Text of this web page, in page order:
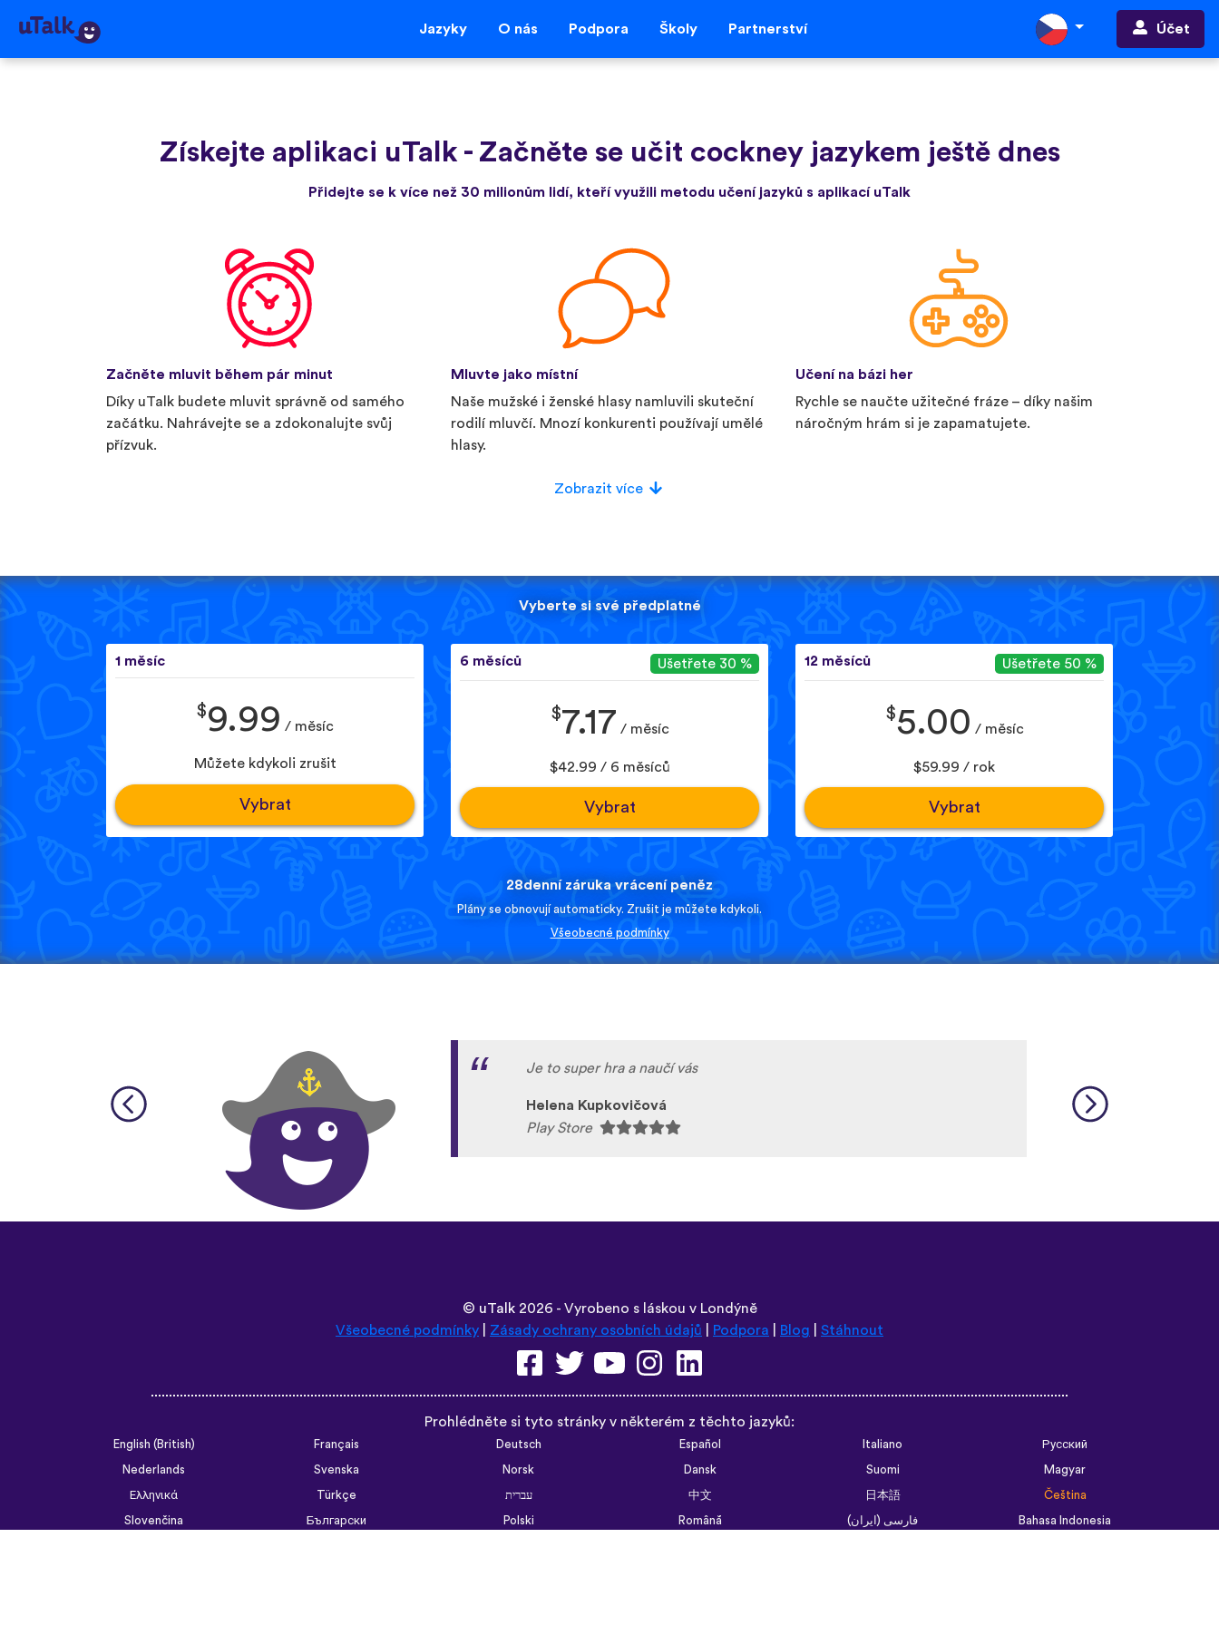
Jazyky O nás Podpora Školy Partnerství Účet
Získejte aplikaci uTalk - Začněte se učit cockney jazykem ještě dnes
Přidejte se k více než 30 milionům lidí, kteří využili metodu učení jazyků s aplikací uTalk
Začněte mluvit během pár minut
Díky uTalk budete mluvit správně od samého
začátku. Nahrávejte se a zdokonalujte svůj
přízvuk.
Mluvte jako místní
Naše mužské i ženské hlasy namluvili skuteční
rodilí mluvčí. Mnozí konkurenti používají umělé
hlasy.
Učení na bázi her
Rychle se naučte užitečné fráze – díky našim
náročným hrám si je zapamatujete.
Zobrazit více
Vyberte si své předplatné
1 měsíc
$9.99 / měsíc
Můžete kdykoli zrušit
Vybrat
6 měsíců Ušetřete 30 %
$7.17 / měsíc
$42.99 / 6 měsíců
Vybrat
12 měsíců Ušetřete 50 %
$5.00 / měsíc
$59.99 / rok
Vybrat
28denní záruka vrácení peněz
Plány se obnovují automaticky. Zrušit je můžete kdykoli.
Všeobecné podmínky
Je to super hra a naučí vás
Helena Kupkovičová
Play Store
© uTalk2026 - Vyrobeno s láskou v Londýně
Všeobecné podmínky
Zásady ochrany osobních údajů Podpora Blog Stáhnout
Prohlédněte si tyto stránky v některém z těchto jazyků:
English (British) Français Deutsch Español Italiano
Русский
Nederlands
Svenska Norsk Dansk Suomi
Magyar
Ελληνικά
Türkçe עברית 中文 日本語
Čeština
Slovenčina
Български Polski Română فارسی (ایران)
Bahasa Indonesia